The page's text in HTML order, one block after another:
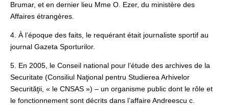
Brumar, et en dernier lieu Mme O. Ezer, du ministère des
Affaires étrangères.
4. À l’époque des faits, le requérant était journaliste sportif au
journal Gazeta Sporturilor.
5. En 2005, le Conseil national pour l’étude des archives de la
Securitate (Consiliul Naţional pentru Studierea Arhivelor
Securităţii, « le CNSAS ») – un organisme public dont le rôle et
le fonctionnement sont décrits dans l’affaire Andreescu c.